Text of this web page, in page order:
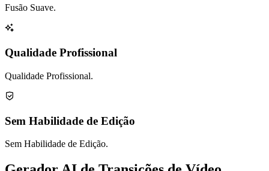
Fusão Suave.
Qualidade Profissional
Qualidade Profissional.
Sem Habilidade de Edição
Sem Habilidade de Edição.